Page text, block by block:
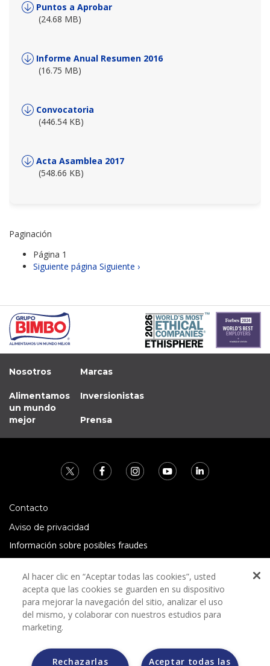
Puntos a Aprobar
(24.68 MB)
Informe Anual Resumen 2016
(16.75 MB)
Convocatoria
(446.54 KB)
Acta Asamblea 2017
(548.66 KB)
Paginación
Página 1
Siguiente página Siguiente ›
Nosotros
Alimentamos
un mundo
mejor
Marcas
Inversionistas
Prensa
Contacto
Aviso de privacidad
Información sobre posibles fraudes
Términos y condiciones
Al hacer clic en “Aceptar todas las cookies”, usted
acepta que las cookies se guarden en su dispositivo
para mejorar la navegación del sitio, analizar el uso
del mismo, y colaborar con nuestros estudios para
marketing.
Aceptar todas las
Rechazarlas